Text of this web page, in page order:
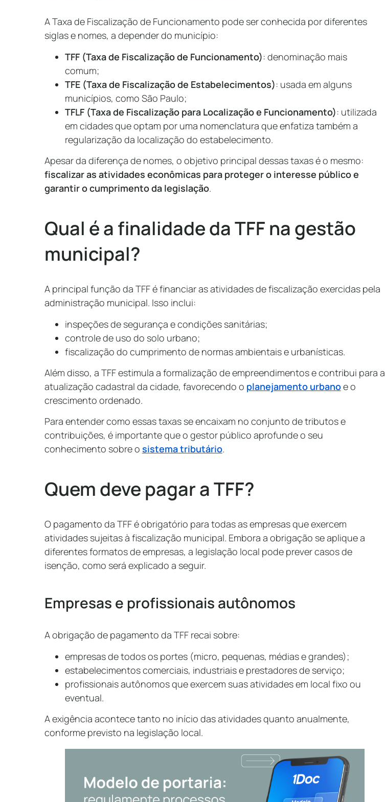
A Taxa de Fiscalização de Funcionamento pode ser conhecida por diferentes
siglas e nomes, a depender do município:
TFF (Taxa de Fiscalização de Funcionamento): denominação mais
comum;
TFE (Taxa de Fiscalização de Estabelecimentos): usada em alguns
municípios, como São Paulo;
TFLF (Taxa de Fiscalização para Localização e Funcionamento): utilizada
em cidades que optam por uma nomenclatura que enfatiza também a
regularização da localização do estabelecimento.
Apesar da diferença de nomes, o objetivo principal dessas taxas é o mesmo:
fiscalizar as atividades econômicas para proteger o interesse público e
garantir o cumprimento da legislação.
Qual é a finalidade da TFF na gestão
municipal?
A principal função da TFF é financiar as atividades de fiscalização exercidas pela
administração municipal. Isso inclui:
inspeções de segurança e condições sanitárias;
controle de uso do solo urbano;
fiscalização do cumprimento de normas ambientais e urbanísticas.
Além disso, a TFF estimula a formalização de empreendimentos e contribui para a
atualização cadastral da cidade, favorecendo o planejamento urbanoe o
crescimento ordenado.
Para entender como essas taxas se encaixam no conjunto de tributos e
contribuições, é importante que o gestor público aprofunde o seu
conhecimento sobre o sistema tributário.
Quem deve pagar a TFF?
O pagamento da TFF é obrigatório para todas as empresas que exercem
atividades sujeitas à fiscalização municipal. Embora a obrigação se aplique a
diferentes formatos de empresas, a legislação local pode prever casos de
isenção, como será explicado a seguir.
Empresas e profissionais autônomos
A obrigação de pagamento da TFF recai sobre:
empresas de todos os portes (micro, pequenas, médias e grandes);
estabelecimentos comerciais, industriais e prestadores de serviço;
profissionais autônomos que exercem suas atividades em local fixo ou
eventual.
A exigência acontece tanto no início das atividades quanto anualmente,
conforme previsto na legislação local.